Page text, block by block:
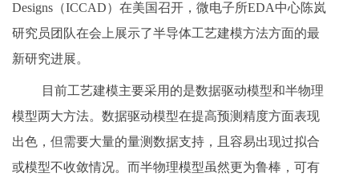
Designs（ICCAD）在美国召开，微电子所EDA中心陈岚
研究员团队在会上展示了半导体工艺建模方法方面的最
新研究进展。
目前工艺建模主要采用的是数据驱动模型和半物理
模型两大方法。数据驱动模型在提高预测精度方面表现
出色，但需要大量的量测数据支持，且容易出现过拟合
或模型不收敛情况。而半物理模型虽然更为鲁棒，可有